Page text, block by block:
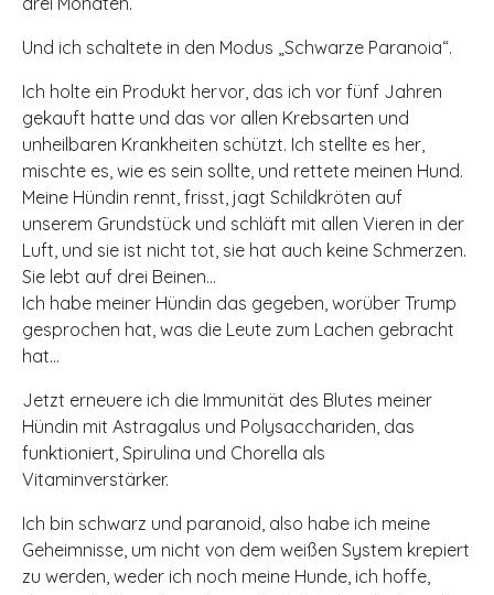
Und ich schaltete in den Modus „Schwarze Paranoia“.
Ich holte ein Produkt hervor, das ich vor fünf Jahren
gekauft hatte und das vor allen Krebsarten und
unheilbaren Krankheiten schützt. Ich stellte es her,
mischte es, wie es sein sollte, und rettete meinen Hund.
Meine Hündin rennt, frisst, jagt Schildkröten auf
unserem Grundstück und schläft mit allen Vieren in der
Luft, und sie ist nicht tot, sie hat auch keine Schmerzen.
Sie lebt auf drei Beinen…
Ich habe meiner Hündin das gegeben, worüber Trump
gesprochen hat, was die Leute zum Lachen gebracht
hat…
Jetzt erneuere ich die Immunität des Blutes meiner
Hündin mit Astragalus und Polysacchariden, das
funktioniert, Spirulina und Chorella als
Vitaminverstärker.
Ich bin schwarz und paranoid, also habe ich meine
Geheimnisse, um nicht von dem weißen System krepiert
zu werden, weder ich noch meine Hunde, ich hoffe,